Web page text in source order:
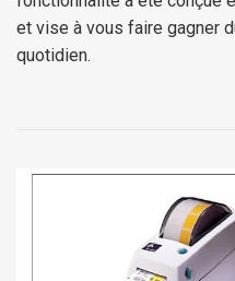
et vise à vous faire gagner
quotidien.